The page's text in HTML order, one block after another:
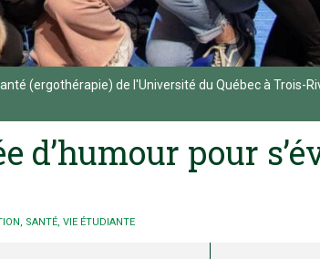
(ergothérapie) de l'Université du Québec à Trois-
d’humour pour
, SANTÉ, VIE ÉTUDIANTE